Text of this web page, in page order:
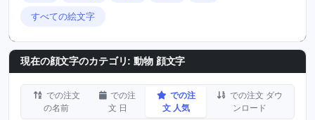
すべての絵文字
現在の顔文字のカテゴリ:動物 顔文字
での注文
の名前
での注
文 日
での注
文 人気
での注文 ダウ
ンロード